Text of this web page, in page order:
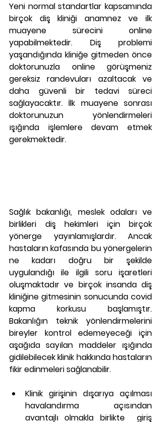
Yeni normal standartlar kapsamında
birçok diş kliniği anamnez ve ilk
muayene sürecini online
yapabilmektedir. Diş problemi
yaşandığında kliniğe gitmeden önce
doktorunuzla online görüşmeniz
gereksiz randevuları azaltacak ve
daha güvenli bir tedavi süreci
sağlayacaktır. İlk muayene sonrası
doktorunuzun yönlendirmeleri
ışığında işlemlere devam etmek
gerekmektedir.
Sağlık bakanlığı, meslek odaları ve
birlikleri diş hekimleri için birçok
yönerge yayınlamışlardır. Ancak
hastaların kafasında bu yönergelerin
ne kadarı doğru bir şekilde
uygulandığı ile ilgili soru işaretleri
oluşmaktadır ve birçok insanda diş
kliniğine gitmesinin sonucunda covid
kapma korkusu başlamıştır.
Bakanlığın teknik yönlendirmelerini
bireyler kontrol edemeyeceği için
aşağıda sayılan maddeler ışığında
gidilebilecek klinik hakkında hastaların
fikir edinmeleri sağlanabilir.
Klinik girişinin dışarıya açılması
havalandırma açısından
avantajlı olmakla birlikte  giriş